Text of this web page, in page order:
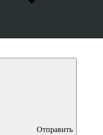
Отправить